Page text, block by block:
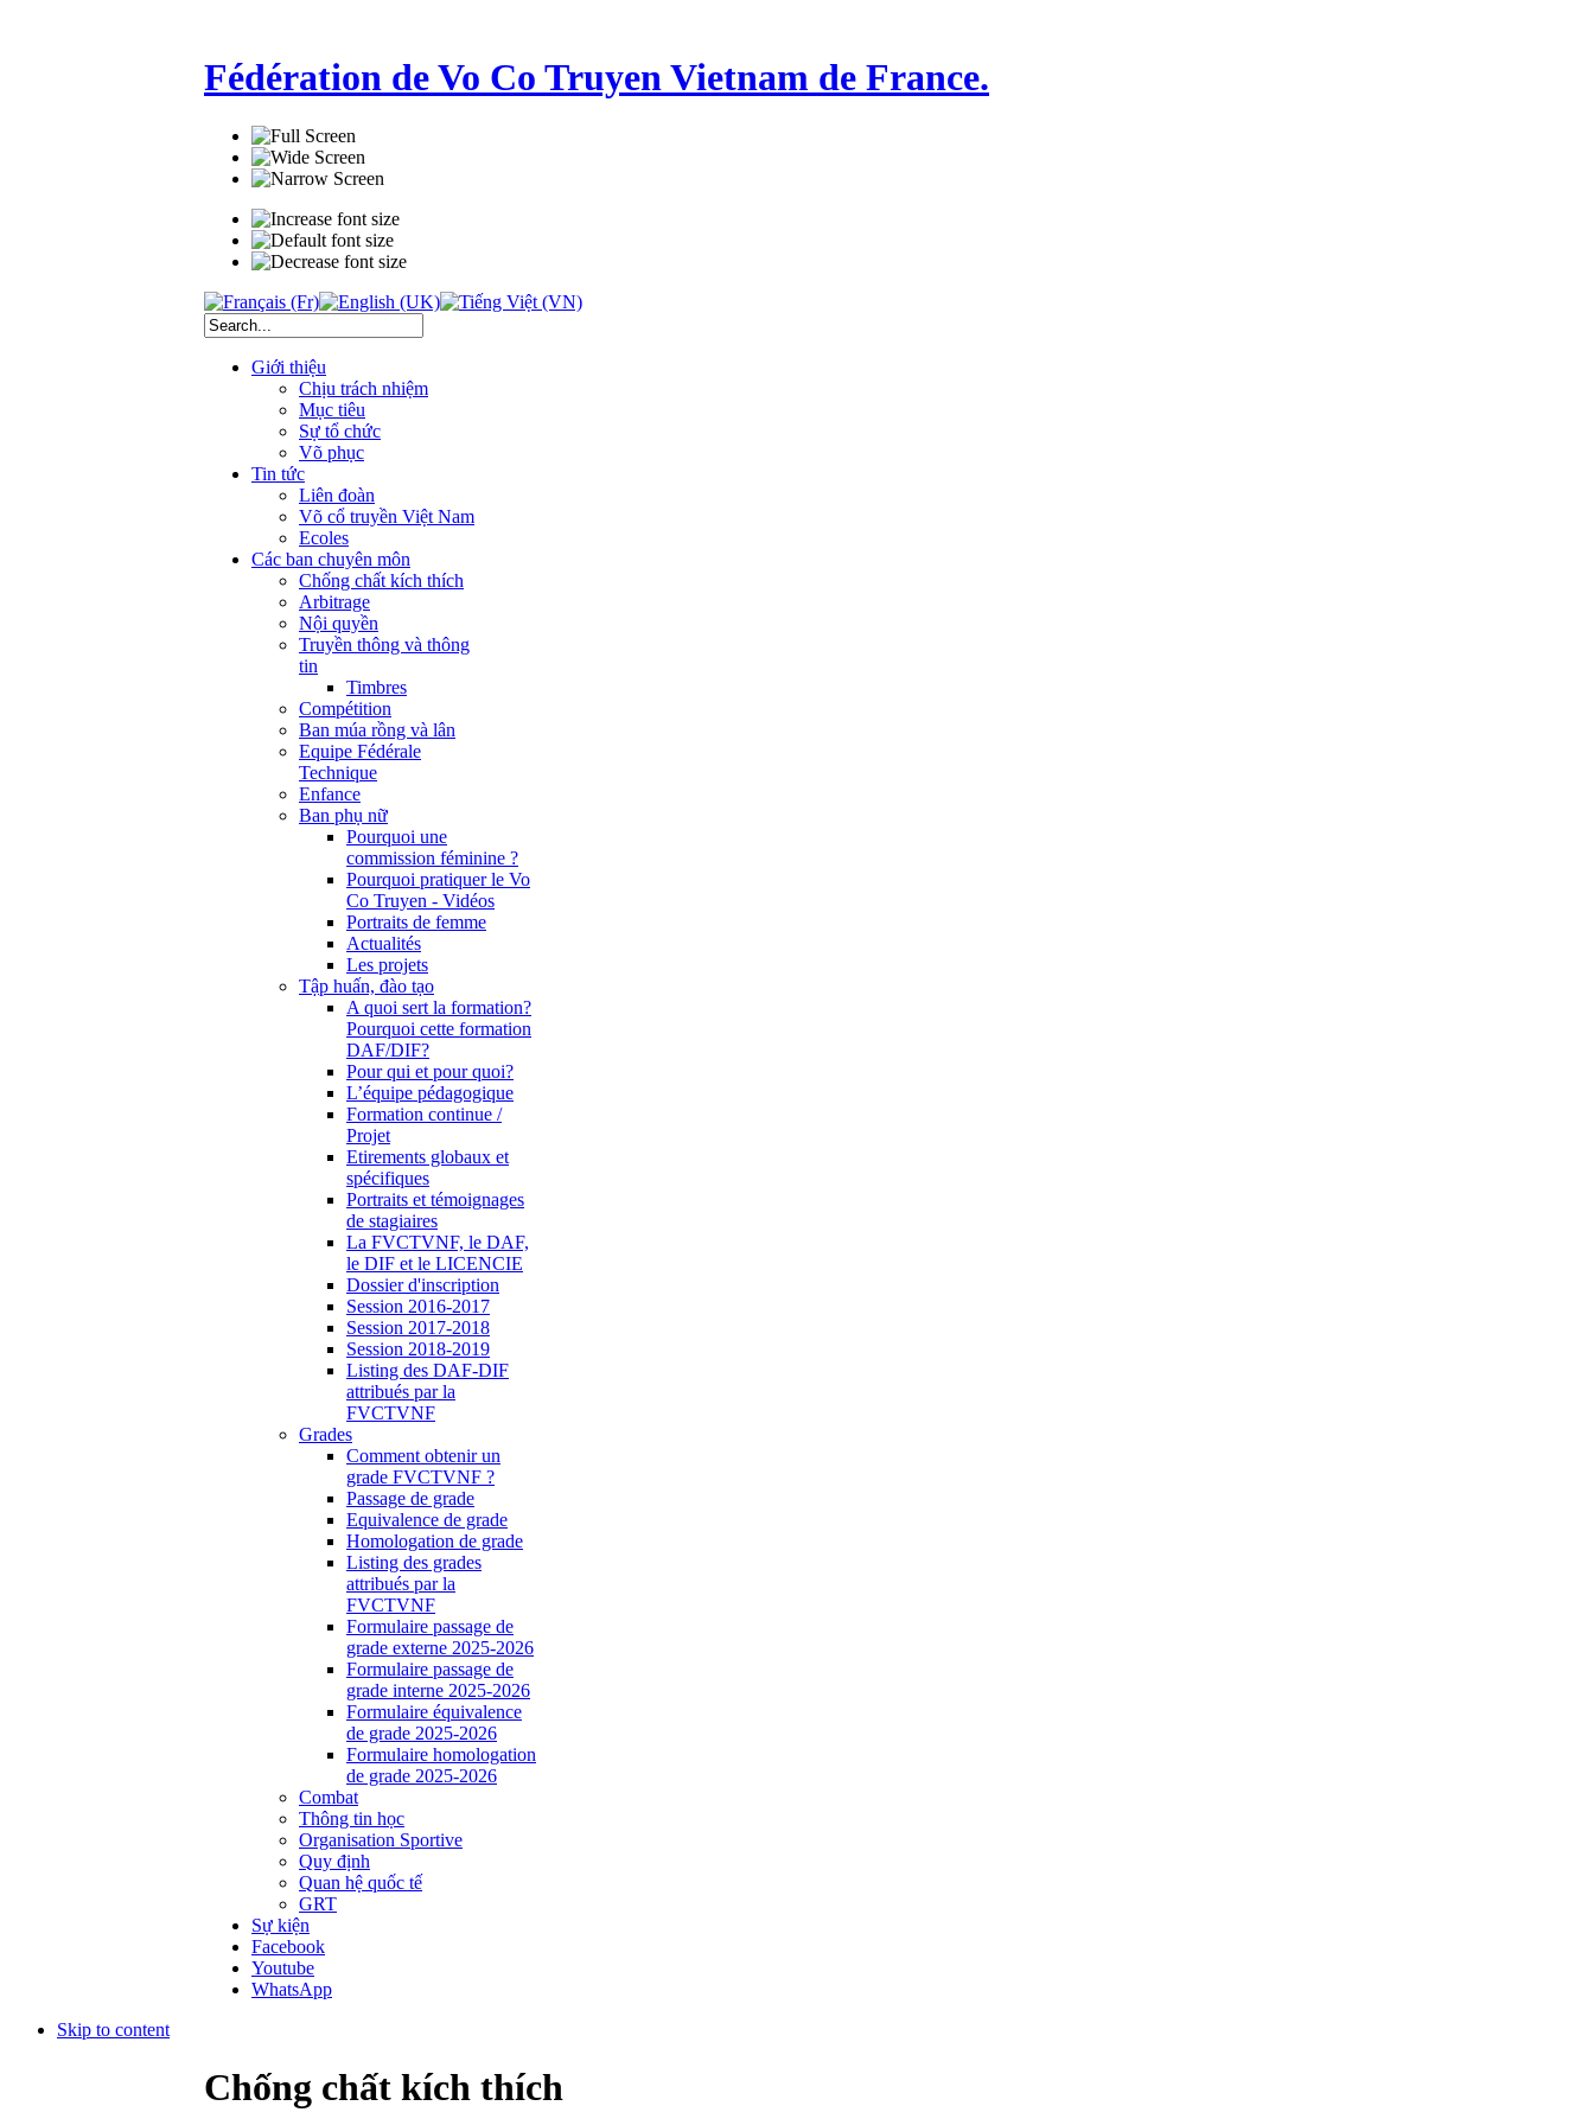
Fédération de Vo Co Truyen Vietnam de France.
Giới thiệu
Chịu trách nhiệm
Mục tiêu
Sự tổ chức
Võ phục
Tin tức
Liên đoàn
Võ cổ truyền Việt Nam
Ecoles
Các ban chuyên môn
Chống chất kích thích
Arbitrage
Nội quyền
Truyền thông và thông
tin
Timbres
Compétition
Ban múa rồng và lân
Equipe Fédérale
Technique
Enfance
Ban phụ nữ
Pourquoi une
commission féminine ?
Pourquoi pratiquer le Vo
Co Truyen - Vidéos
Portraits de femme
Actualités
Les projets
Tập huấn, đào tạo
A quoi sert la formation?
Pourquoi cette formation
DAF/DIF?
Pour qui et pour quoi?
L’équipe pédagogique
Formation continue /
Projet
Etirements globaux et
spécifiques
Portraits et témoignages
de stagiaires
La FVCTVNF, le DAF,
le DIF et le LICENCIE
Dossier d'inscription
Session 2016-2017
Session 2017-2018
Session 2018-2019
Listing des DAF-DIF
attribués par la
FVCTVNF
Grades
Comment obtenir un
grade FVCTVNF ?
Passage de grade
Equivalence de grade
Homologation de grade
Listing des grades
attribués par la
FVCTVNF
Formulaire passage de
grade externe 2025-2026
Formulaire passage de
grade interne 2025-2026
Formulaire équivalence
de grade 2025-2026
Formulaire homologation
de grade 2025-2026
Combat
Thông tin học
Organisation Sportive
Quy định
Quan hệ quốc tế
GRT
Sự kiện
Facebook
Youtube
WhatsApp
Skip to content
Chống chất kích thích